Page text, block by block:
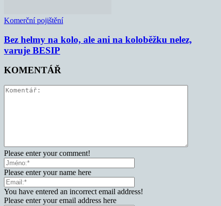
Komerční pojištění
Bez helmy na kolo, ale ani na koloběžku nelez,
varuje BESIP
KOMENTÁŘ
Please enter your comment!
Please enter your name here
You have entered an incorrect email address!
Please enter your email address here